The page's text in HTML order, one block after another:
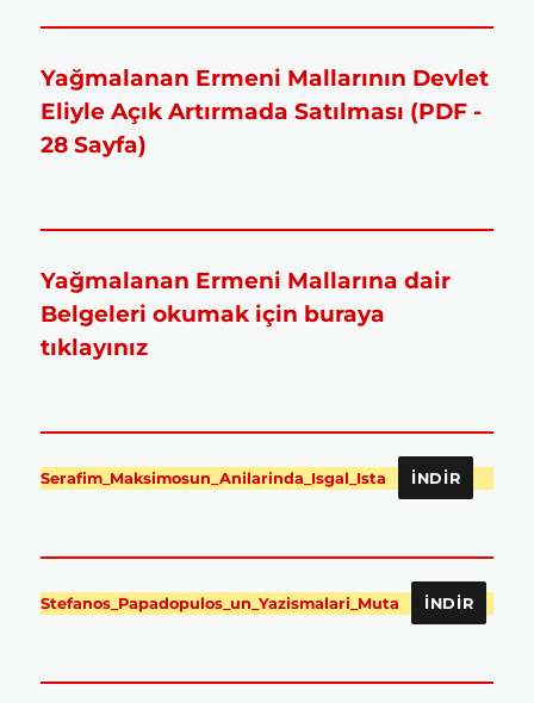
Yağmalanan Ermeni Mallarının Devlet
Eliyle Açık Artırmada Satılması (PDF -
28 Sayfa)
Yağmalanan Ermeni Mallarına dair
Belgeleri okumak için buraya
tıklayınız
Serafim_Maksimosun_Anilarinda_Isgal_Ista İNDIR
Stefanos_Papadopulos_un_Yazismalari_Muta İNDIR